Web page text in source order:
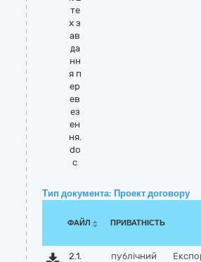
те
х з
ав
да
нн
я п
ер
ев
ез
ен
ня.
do
c
Тип документа: Проект договору
ФАЙЛ ПРИВАТНІСТЬ
2.1.
публічний